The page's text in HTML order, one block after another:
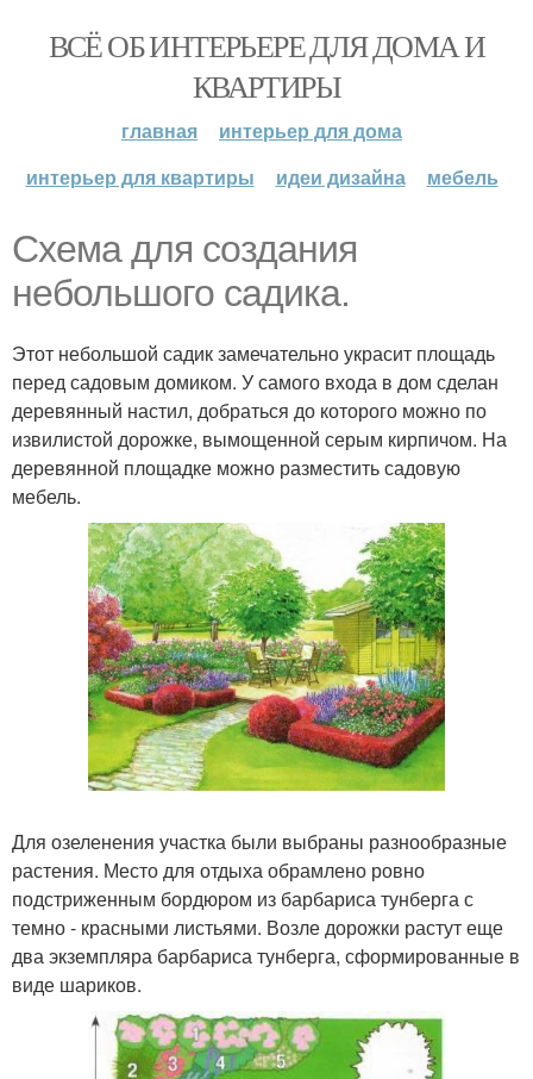
ВСЁ ОБ ИНТЕРЬЕРЕ ДЛЯ ДОМА И
КВАРТИРЫ
главная
интерьер для дома
интерьер для квартиры
идеи дизайна мебель
Схема для создания
небольшого садика.
Этот небольшой садик замечательно украсит площадь
перед садовым домиком. У самого входа в дом сделан
деревянный настил, добраться до которого можно по
извилистой дорожке, вымощенной серым кирпичом. На
деревянной площадке можно разместить садовую
мебель.
Для озеленения участка были выбраны разнообразные
растения. Место для отдыха обрамлено ровно
подстриженным бордюром из барбариса тунберга с
темно - красными листьями. Возле дорожки растут еще
два экземпляра барбариса тунберга, сформированные в
виде шариков.